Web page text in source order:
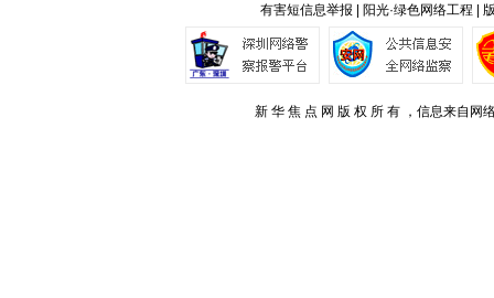
有害短信息举报 | 阳光·绿色网络工程 |
新 华 焦 点 网 版 权 所 有 ，信息来自网